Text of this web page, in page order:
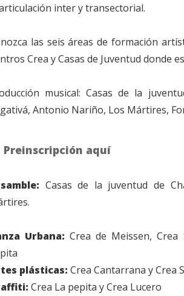
inter y transectorial.
las seis áreas de formación
Crea y Casas de Juventud donde
musical: Casas de la
Antonio Nariño, Los Mártires,
Preinscripción aquí
Casas de la juventud de
Urbana: Crea de Meissen,
plásticas: Crea Cantarrana y Crea
Crea La pepita y Crea Lucero